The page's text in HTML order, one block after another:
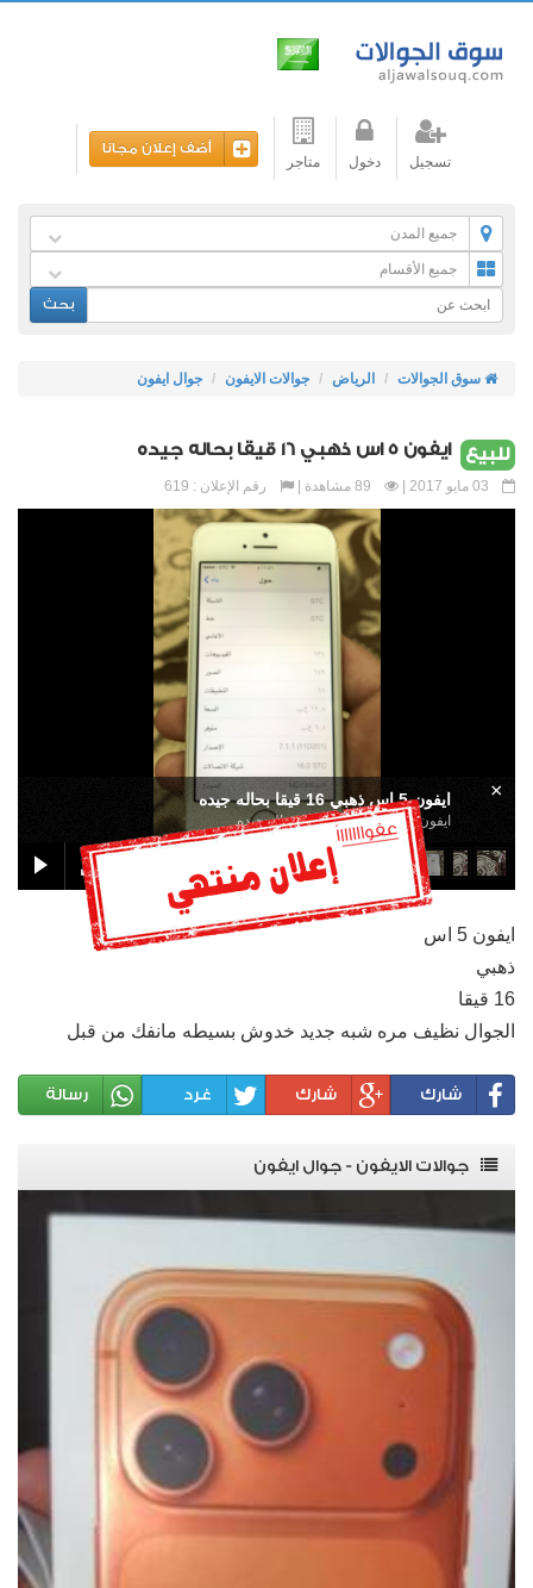
تسجيل دخول متاجر
أضف إعلان مجانا
جميع المدن
جميع الأقسام
بحث
سوق الجوالات الرياض جوالات الايفون جوال ايفون
للبيع ايفون 5 اس ذهبي 16 قيقا بحاله جيده
رقم الإعلان : 619
ايفون 5 اس ذهبي 16 قيقا بحاله جيده
ايفون 5 اس ذهبي 16 قيقا بحاله جيده
×
ايفون 5 اس
ذهبي
16 قيقا
الجوال نظيف مره شبه جديد خدوش بسيطه مانفك من قبل
شارك شارك غرد رسالة
جوالات الايفون - جوال ايفون